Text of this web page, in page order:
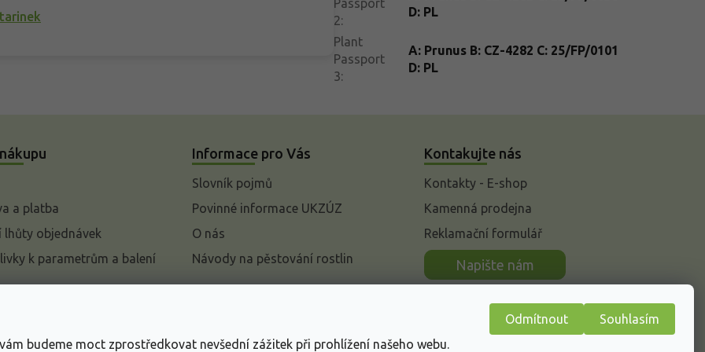
budeme moct zprostředkovat nevšední zážitek při prohlížení našeho webu.
Odmítnout Souhlasím
Passport
2:
D: PL
Plant
Passport
3:
A: Prunus B: CZ-4282 C: 25/FP/0101
D: PL
a platba
lhůty objednávek
k parametrům a balení
Informace pro Vás
Slovník pojmů
Povinné informace UKZÚZ
O nás
Návody na pěstování rostlin
Kontakujte nás
Kontakty - E-shop
Kamenná prodejna
Reklamační formulář
Napište nám